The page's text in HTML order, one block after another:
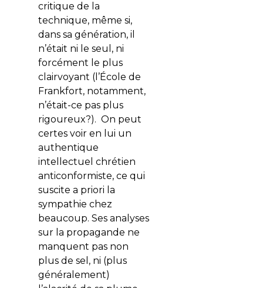
critique de la
technique, même si,
dans sa génération, il
n’était ni le seul, ni
forcément le plus
clairvoyant (l’École de
Frankfort, notamment,
n’était-ce pas plus
rigoureux?). On peut
certes voir en lui un
authentique
intellectuel chrétien
anticonformiste, ce qui
suscite a priori la
sympathie chez
beaucoup. Ses analyses
sur la propagande ne
manquent pas non
plus de sel, ni (plus
généralement)